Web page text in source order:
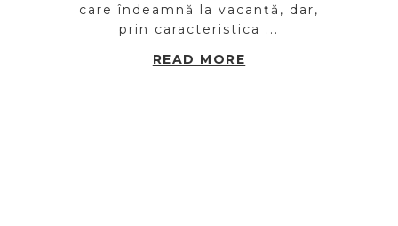
care îndeamnă la vacanță, dar,
prin caracteristica ...
READ MORE